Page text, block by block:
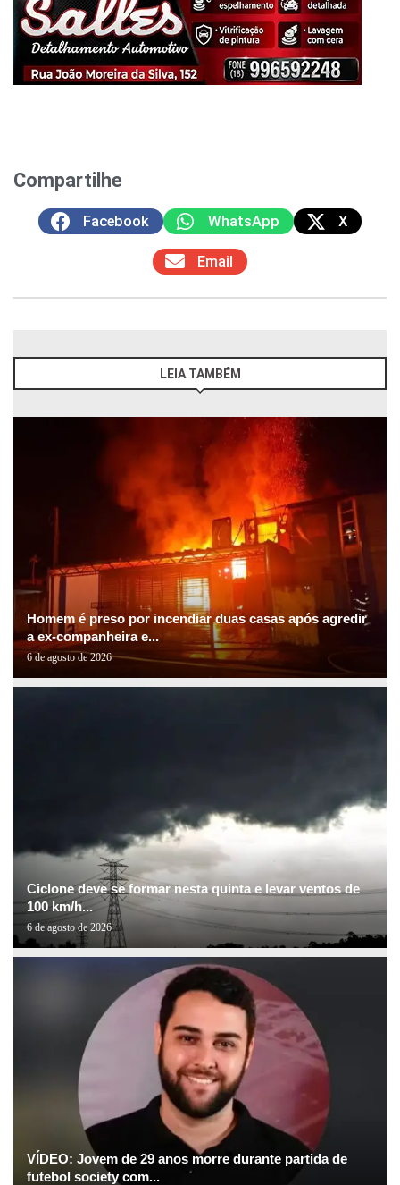
Compartilhe
Facebook WhatsApp X
Email
LEIA TAMBÉM
Homem é preso por incendiar duas casas após agredir
a ex-companheira e...
6 de agosto de 2026
Ciclone deve se formar nesta quinta e levar ventos de
100 km/h...
6 de agosto de 2026
VÍDEO: Jovem de 29 anos morre durante partida de
futebol society com...